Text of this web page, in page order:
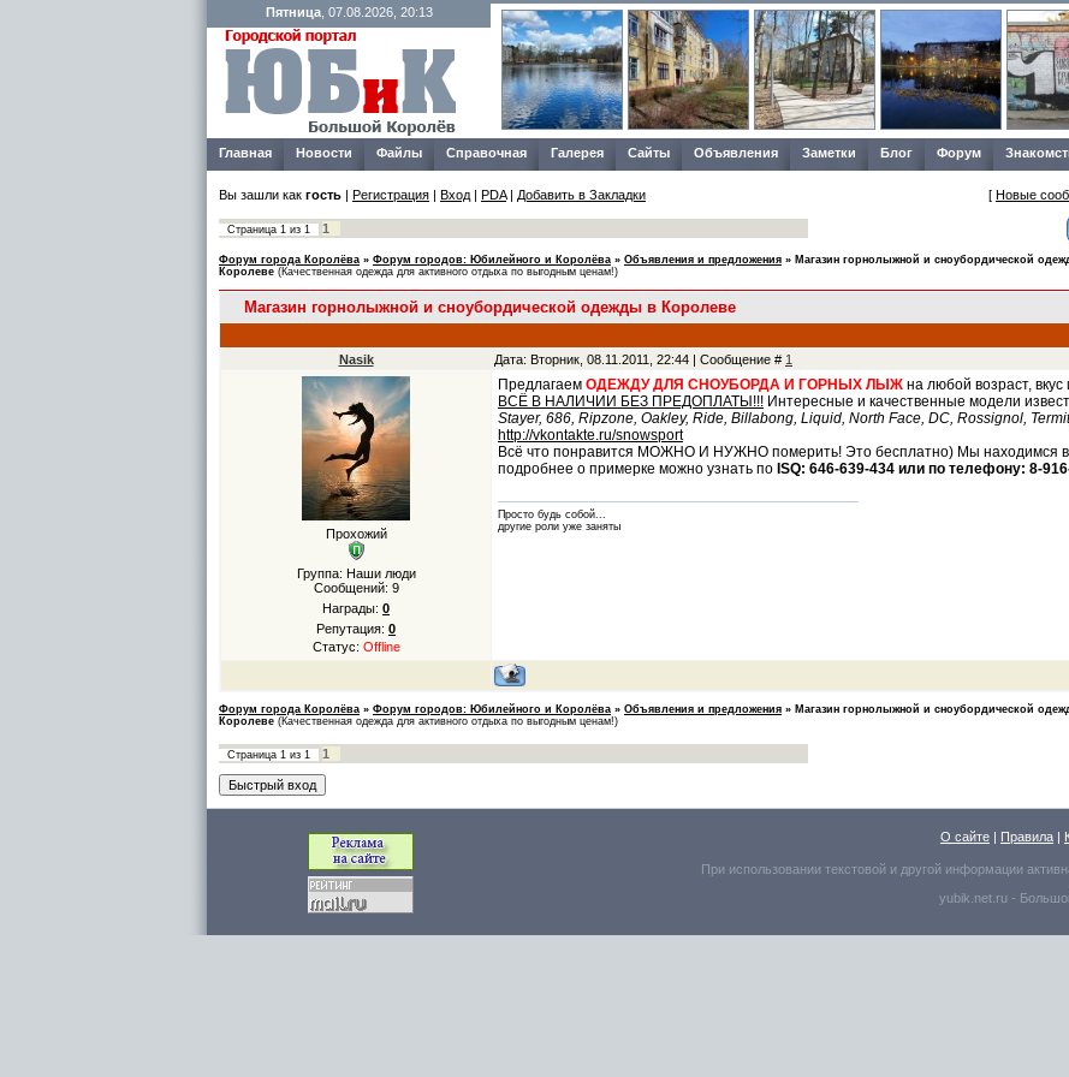
Пятница, 07.08.2026, 20:13
Главная Новости Файлы Справочная Галерея Сайты Объявления Заметки Блог Форум
Вы зашли как гость | Регистрация | Вход | PDA| Добавить в Закладки [ Новые
Страница 1 из 1 1
Форум города Королёва » Форум городов: Юбилейного и Королёва » Объявления и предложения » Магазин горнолыжной и сноубордической
Королеве (Качественная одежда для активного отдыха по выгодным ценам!)
Магазин горнолыжной и сноубордической одежды в Королеве
Nasik Дата: Вторник, 08.11.2011, 22:44 | Сообщение # 1
Прохожий
Группа: Наши люди
Сообщений: 9
Награды: 0
Репутация: 0
Статус: Offline
Предлагаем ОДЕЖДУ ДЛЯ СНОУБОРДА И ГОРНЫХ ЛЫЖ на любой возраст,
ВСЁ В НАЛИЧИИ БЕЗ ПРЕДОПЛАТЫ!!! Интересные и качественные модели
Stayer, 686, Ripzone, Oakley, Ride, Billabong, Liquid, North Face, DC, Rossignol,
http://vkontakte.ru/snowsport
Всё что понравится МОЖНО И НУЖНО померить! Это бесплатно) Мы находимся в
подробнее о примерке можно узнать по ISQ: 646-639-434 или по телефону: 8-
Просто будь собой...
другие роли уже заняты
Форум города Королёва » Форум городов: Юбилейного и Королёва » Объявления и предложения » Магазин горнолыжной и сноубордической
Королеве (Качественная одежда для активного отдыха по выгодным ценам!)
Страница 1 из 1
1
О сайте | Правила |
При использовании текстовой и другой информации
yubik.net.ru -